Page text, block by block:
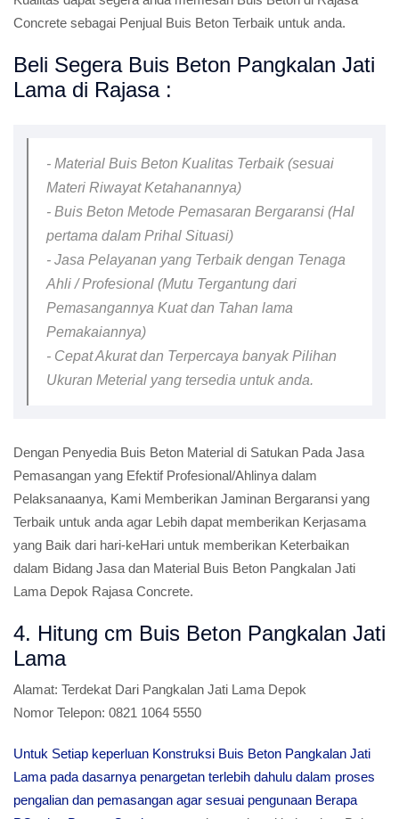
Concrete sebagai Penjual Buis Beton Terbaik untuk anda.
Beli Segera Buis Beton Pangkalan Jati
Lama di Rajasa :
- Material Buis Beton Kualitas Terbaik (sesuai
Materi Riwayat Ketahanannya)
- Buis Beton Metode Pemasaran Bergaransi (Hal
pertama dalam Prihal Situasi)
- Jasa Pelayanan yang Terbaik dengan Tenaga
Ahli / Profesional (Mutu Tergantung dari
Pemasangannya Kuat dan Tahan lama
Pemakaiannya)
- Cepat Akurat dan Terpercaya banyak Pilihan
Ukuran Meterial yang tersedia untuk anda.
Dengan Penyedia Buis Beton Material di Satukan Pada Jasa
Pemasangan yang Efektif Profesional/Ahlinya dalam
Pelaksanaanya, Kami Memberikan Jaminan Bergaransi yang
Terbaik untuk anda agar Lebih dapat memberikan Kerjasama
yang Baik dari hari-keHari untuk memberikan Keterbaikan
dalam Bidang Jasa dan Material Buis Beton Pangkalan Jati
Lama Depok Rajasa Concrete.
4. Hitung cm Buis Beton Pangkalan Jati
Lama
Alamat: Terdekat Dari Pangkalan Jati Lama Depok
Nomor Telepon: 0821 1064 5550
Untuk Setiap keperluan Konstruksi Buis Beton Pangkalan Jati
Lama pada dasarnya penargetan terlebih dahulu dalam proses
pengalian dan pemasangan agar sesuai pengunaan Berapa